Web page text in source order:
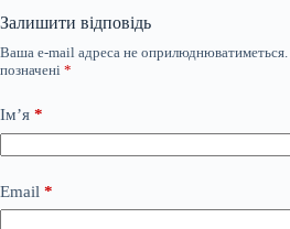
Залишити відповідь
Ваша e-mail адреса не оприлюднюватиметься.
позначені *
Ім’я *
Email *